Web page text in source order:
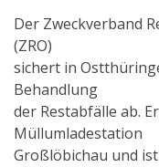
Der Zweckverband
(ZRO)
sichert in
Behandlung
der Restabfälle ab.
Müllumladestation
Großlöbichau und